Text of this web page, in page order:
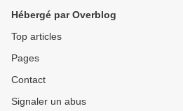
Hébergé par Overblog
Top articles
Pages
Contact
Signaler un abus